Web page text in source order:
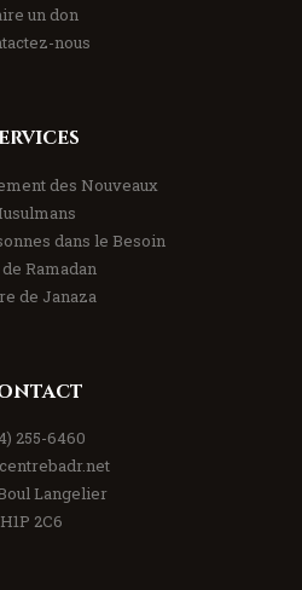
un don
nous
des Nouveaux
dans le Besoin
Ramadan
de Janaza
255-6460
Langelier
H1P 2C6